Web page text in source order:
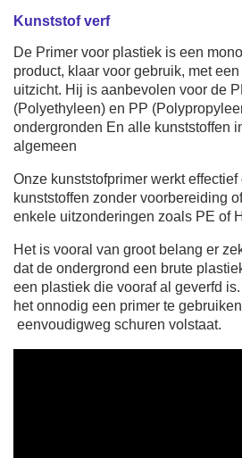
Kunststof verf
De Primer voor plastiek is een
product, klaar voor gebruik, met
uitzicht. Hij is aanbevolen voor de
(Polyethyleen) en PP
ondergronden En alle kunststoffen
algemeen
Onze kunststofprimer werkt
kunststoffen zonder voorbereiding
enkele uitzonderingen zoals PE of
Het is vooral van groot belang er
dat de ondergrond een brute
een plastiek die vooraf al geverfd
het onnodig een primer te
eenvoudigweg schuren volstaat.